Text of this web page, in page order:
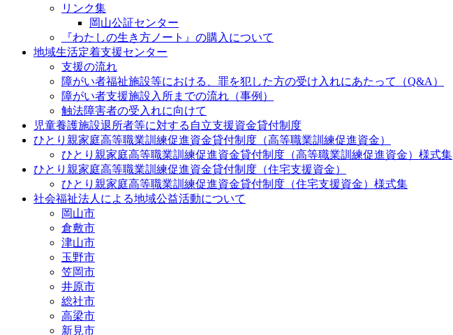
リンク集
岡山公証センター
『わたしの生き方ノート』の購入について
地域生活定着支援センター
支援の流れ
障がい者福祉施設等における、罪を犯した方の受け入れにあたって（Q&A）
障がい者支援施設入所までの流れ（事例）
触法障害者の受入れに向けて
児童養護施設退所者等に対する自立支援資金貸付制度
ひとり親家庭高等職業訓練促進資金貸付制度（高等職業訓練促進資金）
ひとり親家庭高等職業訓練促進資金貸付制度（高等職業訓練促進資金）様式集
ひとり親家庭高等職業訓練促進資金貸付制度（住宅支援資金）
ひとり親家庭高等職業訓練促進資金貸付制度（住宅支援資金）様式集
社会福祉法人による地域公益活動について
岡山市
倉敷市
津山市
玉野市
笠岡市
井原市
総社市
高梁市
新見市